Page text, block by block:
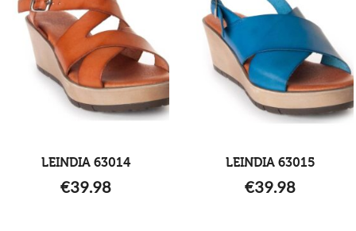
LEINDIA 63014
€39.98
LEINDIA 63015
€39.98